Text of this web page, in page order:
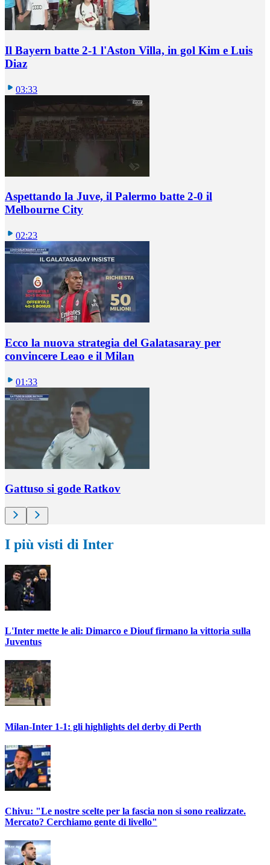
Il Bayern batte 2-1 l'Aston Villa, in gol Kim e Luis
Diaz
03:33
Aspettando la Juve, il Palermo batte 2-0 il
Melbourne City
02:23
Ecco la nuova strategia del Galatasaray per
convincere Leao e il Milan
01:33
Gattuso si gode Ratkov
I più visti di Inter
L'Inter mette le ali: Dimarco e Diouf firmano la vittoria sulla
Juventus
Milan-Inter 1-1: gli highlights del derby di Perth
Chivu: "Le nostre scelte per la fascia non si sono realizzate.
Mercato? Cerchiamo gente di livello"